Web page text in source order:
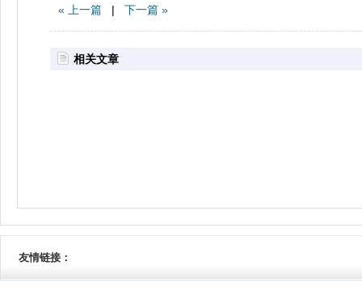
« 上一篇 | 下一篇 »
相关文章
友情链接：